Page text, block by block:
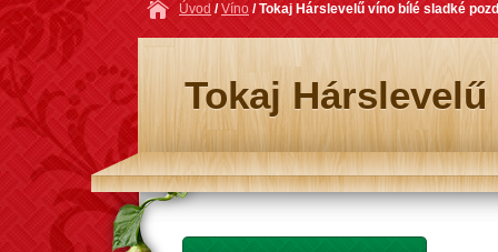
Úvod /Víno / Tokaj Hárslevelű víno bílé sladké
Tokaj